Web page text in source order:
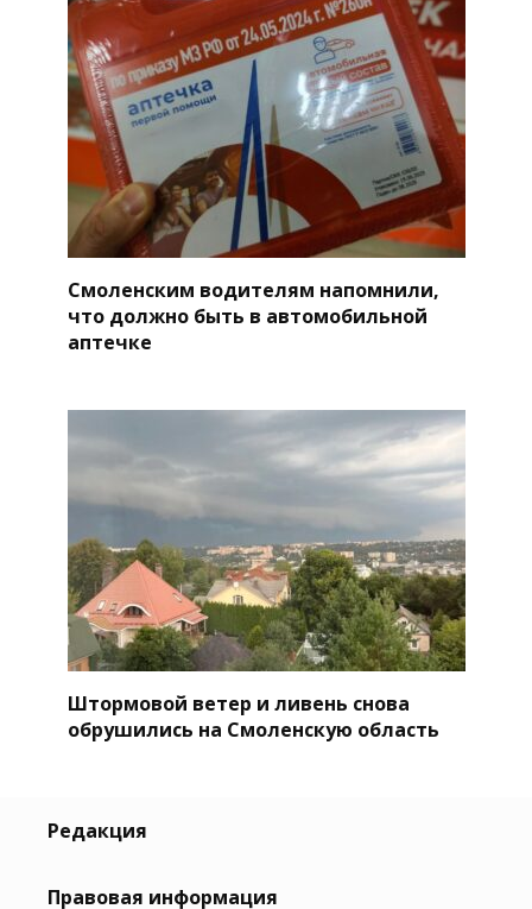
Смоленским водителям напомнили,
что должно быть в автомобильной
аптечке
Штормовой ветер и ливень снова
обрушились на Смоленскую область
Редакция
Правовая информация